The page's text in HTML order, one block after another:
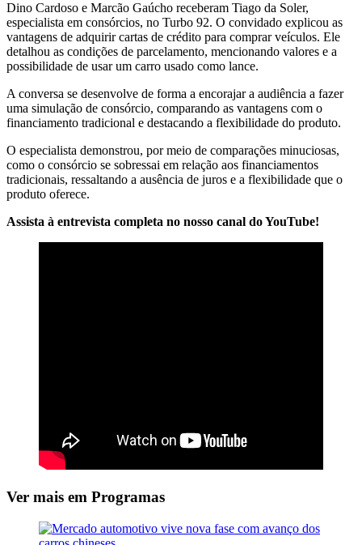
Dino Cardoso e Marcão Gaúcho receberam Tiago da Soler,
especialista em consórcios, no Turbo 92. O convidado explicou as
vantagens de adquirir cartas de crédito para comprar veículos. Ele
detalhou as condições de parcelamento, mencionando valores e a
possibilidade de usar um carro usado como lance.
A conversa se desenvolve de forma a encorajar a audiência a fazer
uma simulação de consórcio, comparando as vantagens com o
financiamento tradicional e destacando a flexibilidade do produto.
O especialista demonstrou, por meio de comparações minuciosas,
como o consórcio se sobressai em relação aos financiamentos
tradicionais, ressaltando a ausência de juros e a flexibilidade que o
produto oferece.
Assista à entrevista completa no nosso canal do YouTube!
Ver mais em Programas